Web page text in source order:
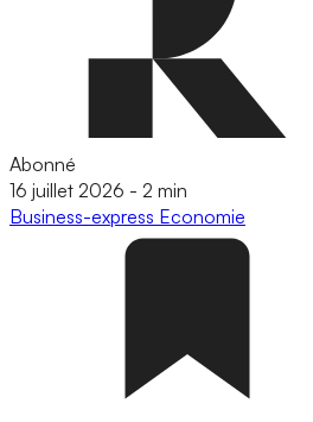
Abonné
16 juillet 2026 - 2 min
Business-express Economie